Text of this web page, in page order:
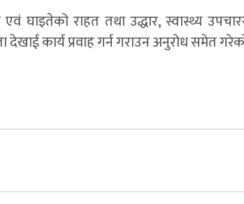
घाइतेको राहत तथा उद्धार, स्वास्थ्य
देखाई कार्य प्रवाह गर्न गराउन अनुरोध समेत